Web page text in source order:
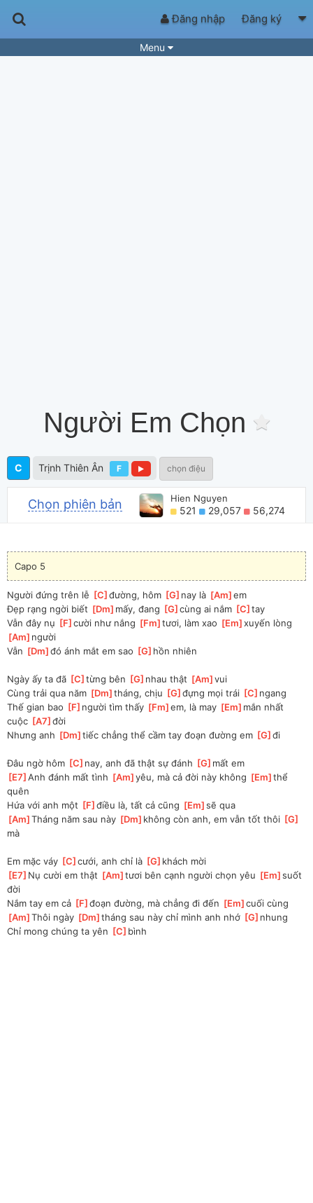
Đăng nhập Đăng ký
Menu
Người Em Chọn
C Trịnh Thiên Ân F chọn điệu
Chọn phiên bản Hien Nguyen
521 29,057 56,274
Capo 5
Người đứng trên lễ [C ]
đường, hôm [G ]nay là [Am ]
em
Đẹp rạng ngời biết [Dm ]mấy, đang [G ]
cùng ai nắm [C ]tay
Vẫn đây nụ [F ]
cười như nắng [Fm ]tươi, làm xao [Em ]
xuyến lòng
Am ]người
Vẫn [Dm ]
đó ánh mắt em sao [G ]hồn nhiên
Ngày ấy ta đã [C ]từng bên [G ]nhau thật [Am ]
vui
Cùng trải qua năm [Dm ]tháng, chịu [G ]
đựng mọi trái [C ]ngang
Thế gian bao [F ]người tìm thấy [Fm ]
em, là may [Em ]mắn nhất
cuộc [A7 ]
đời
Nhưng anh [Dm ]tiếc chẳng thể cầm tay đoạn đường em [G ]
đi
Đâu ngờ hôm [C ]nay, anh đã thật sự đánh [G ]mất em
[E7 ]
Anh đánh mất tình [Am ]
yêu, mà cả đời này không [Em ]thể
quên
Hứa với anh một [F ]
điều là, tất cả cũng [Em ]
sẽ qua
[Am ]
Tháng năm sau này [Dm ]không còn anh, em vẫn tốt thôi [G
mà
Em mặc váy [C ]
cưới, anh chỉ là [G ]khách mời
[E7 ]Nụ cười em thật [Am ]tươi bên cạnh người chọn yêu [Em ]
suốt
đời
Nắm tay em cả [F ]
đoạn đường, mà chẳng đi đến [Em ]
cuối cùng
[Am ]
Thôi ngày [Dm ]tháng sau này chỉ mình anh nhớ [G ]nhung
Chỉ mong chúng ta yên [C ]bình